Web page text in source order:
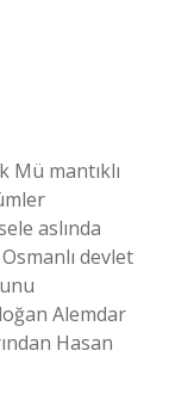
Mü mantıklı
aslında
devlet
Alemdar
Hasan